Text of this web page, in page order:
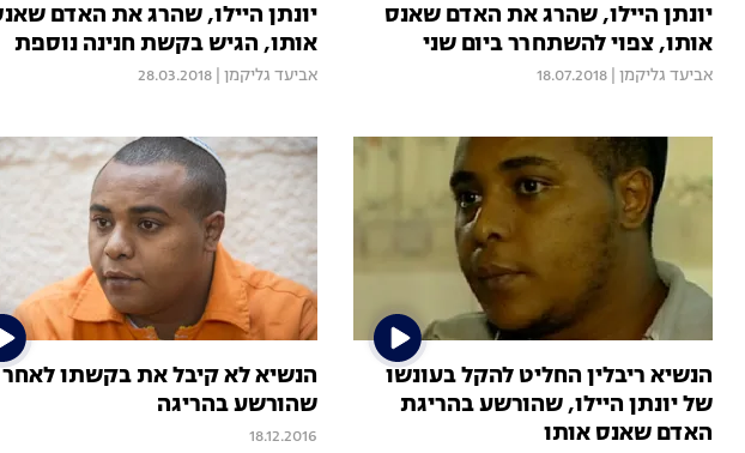
יונתן היילו, שהרג את האדם שאנס
אותו, צפוי להשתחרר ביום שני
אביעד גליקמן 18.07.2018
יונתן היילו, שהרג את האדם
אותו, הגיש בקשת חנינה נוספת
אביעד גליקמן 28.03.2018
הנשיא ריבלין החליט להקל בעונשו
של יונתן היילו, שהורשע בהריגת
האדם שאנס אותו
הנשיא לא קיבל את בקשתו לאחר
שהורשע בהריגה
18.12.2016